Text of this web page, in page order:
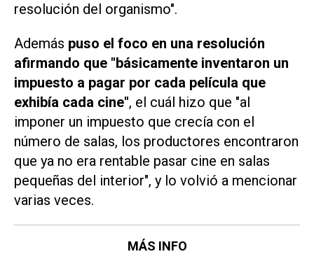
resolución del organismo".
Además puso el foco en una resolución
afirmando que "básicamente inventaron un
impuesto a pagar por cada película que
exhibía cada cine", el cuál hizo que "al
imponer un impuesto que crecía con el
número de salas, los productores encontraron
que ya no era rentable pasar cine en salas
pequeñas del interior", y lo volvió a mencionar
varias veces.
MÁS INFO